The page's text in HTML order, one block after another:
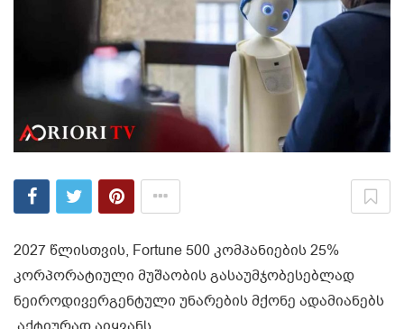
2027 წლისთვის, Fortune 500 კომპანიების 25%
კორპორატიული მუშაობის გასაუმჯობესებლად
ნეიროდივერგენტული უნარების მქონე ადამიანებს